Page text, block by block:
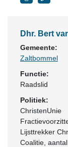
Dhr. Bert
Gemeente:
Zaltbommel
Functie:
Raadslid
Politiek:
ChristenUnie
Lijsttrekker
Coalitie ,